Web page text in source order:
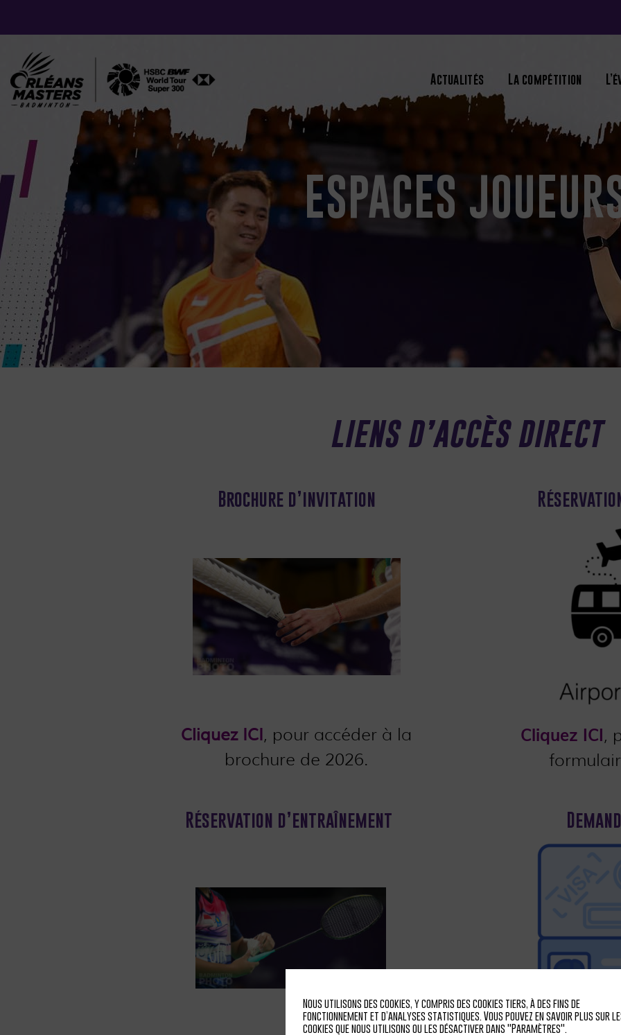
Actualités La compétition
ESPACES
LIENS D’ACCÈS DIRECT
Brochure d’invitation
Cliquez ICI, pour accéder à la
brochure de 2026.
Cliquez ICI,
Réservation d’entraînement
Nous utilisons des cookies, y compris des cookies tiers, à des fins de
fonctionnement et d’analyses statistiques. Vous pouvez en savoir plus sur
cookies que nous utilisons ou les désactiver dans "Paramètres".